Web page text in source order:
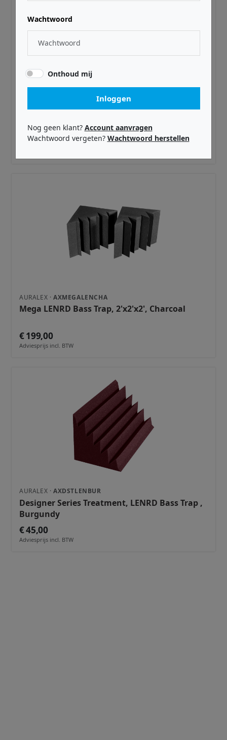
AXS3CTBLACK
€ 199,00
AURALEX · AXMEGALENCHA
Mega LENRD Bass Trap, 2'x2'x2', Charcoal
€ 199,00
Adviesprijs incl. BTW
AURALEX · AXDSTLENBUR
Designer Series Treatment, LENRD Bass Trap ,
Burgundy
€ 45,00
Adviesprijs incl. BTW
Wachtwoord
Onthoud mij
Inloggen
Nog geen klant? Account aanvragen
Wachtwoord vergeten? Wachtwoord herstellen